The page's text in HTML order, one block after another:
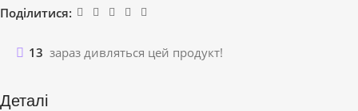
Поділитися:
13 зараз дивляться цей продукт!
Деталі